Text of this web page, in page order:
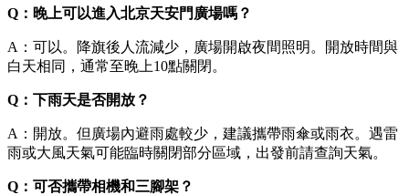
Q：晚上可以進入北京天安門廣場嗎？
A：可以。降旗後人流減少，廣場開啟夜間照明。開放時間與
白天相同，通常至晚上10點關閉。
Q：下雨天是否開放？
A：開放。但廣場內避雨處較少，建議攜帶雨傘或雨衣。遇雷
雨或大風天氣可能臨時關閉部分區域，出發前請查詢天氣。
Q：可否攜帶相機和三腳架？